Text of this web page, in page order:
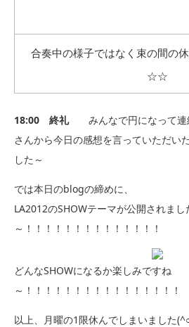
合奏中の様子ではなく束の間の
☆☆
18:00 終礼みんなで円になって連
さんから今日の感想を言っていただい
した～
では本日のblogの締めに、
LA2012のSHOWテーマが公開されまし
～！！！！！！！！！！！！！！
どんなSHOWになるか楽しみですね
～！！！！！！！！！！！！！！！！
以上、月曜の1限休んでしまいました